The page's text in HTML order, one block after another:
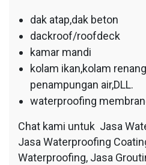
dak atap,dak beton
dackroof/roofdeck
kamar mandi
kolam ikan,kolam
penampungan air,DLL.
waterproofing
Chat kami untuk Jasa
Jasa Waterproofing
Waterproofing, Jasa